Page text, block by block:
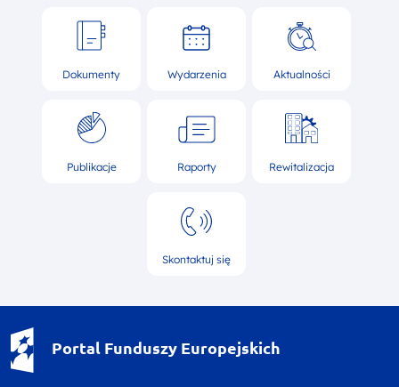
Dokumenty Wydarzenia Aktualności
Publikacje Raporty Rewitalizacja
Skontaktuj się
Portal Funduszy Europejskich